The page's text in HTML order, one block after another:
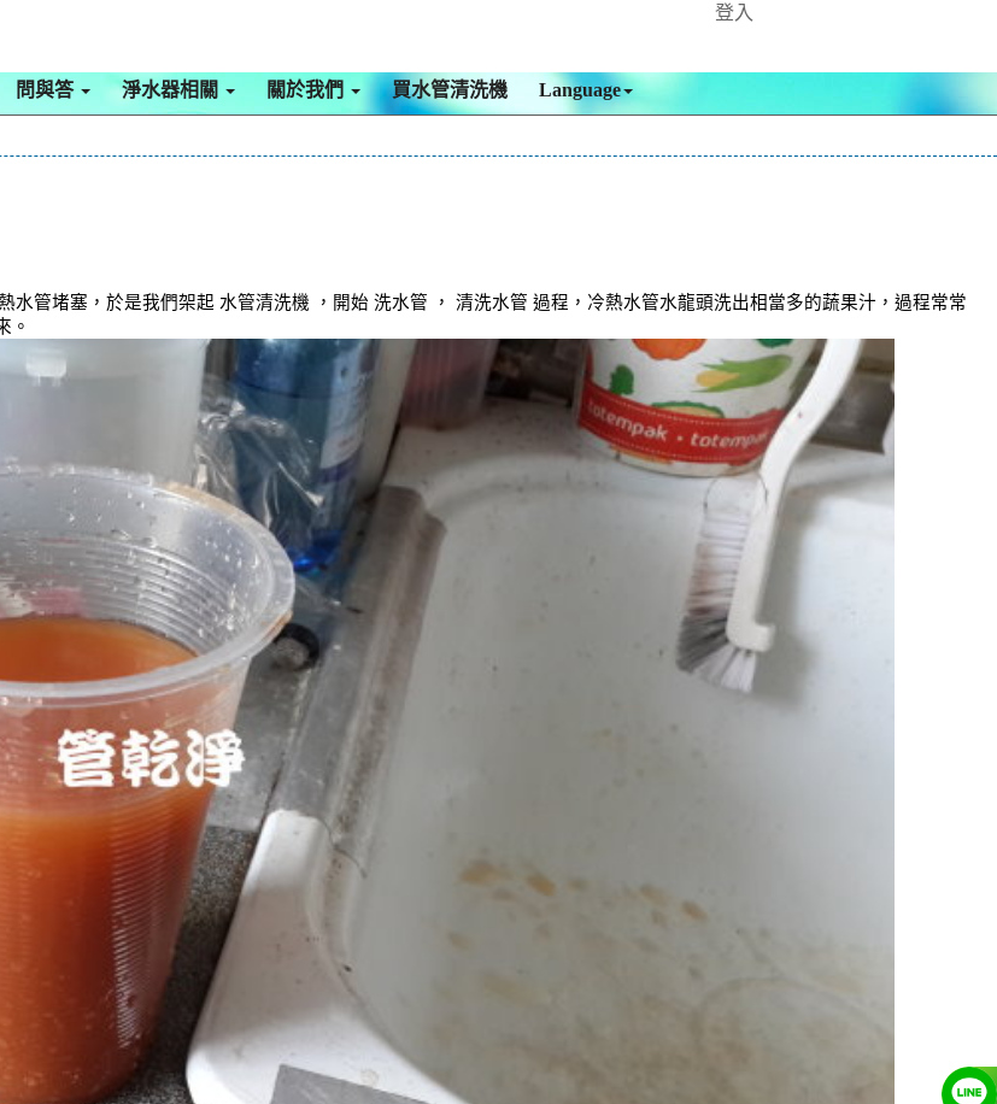
登入
問與答 淨水器相關 關於我們 買水管清洗機 Language
管堵塞，於是我們架起 水管清洗機 ，開始 洗水管 ， 清洗水管 過程，冷熱水管水龍頭洗出相當多的蔬果汁，過程常常
。